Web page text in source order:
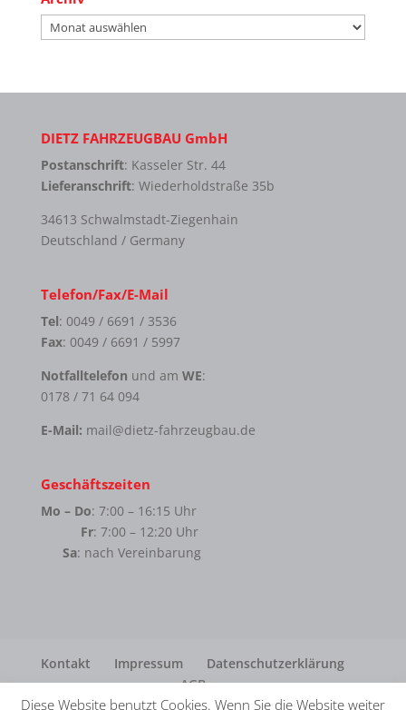
Archiv
DIETZ FAHRZEUGBAU GmbH
Postanschrift: Kasseler Str. 44
Lieferanschrift: Wiederholdstraße 35b
34613 Schwalmstadt-Ziegenhain
Deutschland / Germany
Telefon/Fax/E-Mail
Tel: 0049 / 6691 / 3536
Fax: 0049 / 6691 / 5997
Notfalltelefon und am WE:
0178 / 71 64 094
E-Mail: mail@dietz-fahrzeugbau.de
Geschäftszeiten
Mo – Do: 7:00 – 16:15 Uhr
Fr: 7:00 – 12:20 Uhr
Sa: nach Vereinbarung
Kontakt Impressum
Datenschutzerklärung
AGB
Diese Website benutzt Cookies. Wenn Sie die Website weiter